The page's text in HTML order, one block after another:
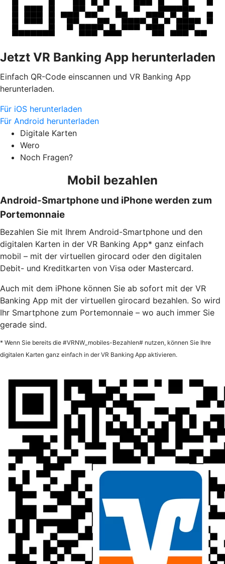
Jetzt VR Banking App herunterladen
Einfach QR-Code einscannen und VR Banking App
herunterladen.
Für iOS herunterladen
Für Android herunterladen
Digitale Karten
Wero
Noch Fragen?
Mobil bezahlen
Android-Smartphone und iPhone werden zum
Portemonnaie
Bezahlen Sie mit Ihrem Android-Smartphone und den
digitalen Karten in der VR Banking App* ganz einfach
mobil – mit der virtuellen girocard oder den digitalen
Debit- und Kreditkarten von Visa oder Mastercard.
Auch mit dem iPhone können Sie ab sofort mit der VR
Banking App mit der virtuellen girocard bezahlen. So wird
Ihr Smartphone zum Portemonnaie – wo auch immer Sie
gerade sind.
* Wenn Sie bereits die #VRNW_mobiles-Bezahlen# nutzen, können Sie Ihre
digitalen Karten ganz einfach in der VR Banking App aktivieren.